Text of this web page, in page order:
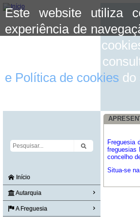
Este website utiliza
experiência de
aceitar o uso de
mais informação
e Política de cookies do
Início
Autarquia
A Freguesia
Freguesia
freguesias
concelho
Situa-se